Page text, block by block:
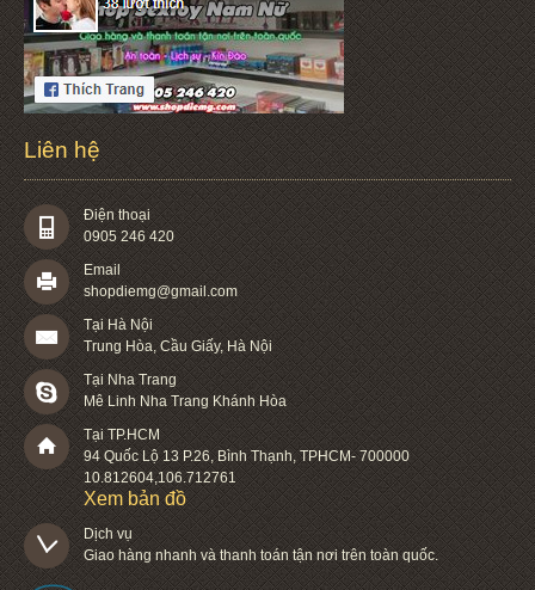
Liên hệ
Điện thoại
0905 246 420
Email
shopdiemg@gmail.com
Tại Hà Nội
Trung Hòa, Cầu Giấy, Hà Nội
Tại Nha Trang
Mê Linh Nha Trang Khánh Hòa
Tại TP.HCM
94 Quốc Lộ 13 P.26,Bình Thạnh,TPHCM-700000
10.812604,106.712761
Xem bản đồ
Dịch vụ
Giao hàng nhanh và thanh toán tận nơi trên toàn quốc.